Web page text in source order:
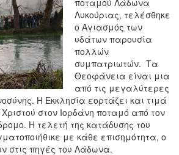
Λυκούριας, τελέσθηκε
ο Αγιασμός των
υδάτων παρουσία
πολλών
συμπατριωτών. Τα
Θεοφάνεια είναι μια
από τις μεγαλύτερες
Η Εκκλησία εορτάζει και τιμά
Χριστού στον Ιορδάνη ποταμό από τον
Η τελετή της κατάδυ­σης του
με κάθε επισημότητα, ο
στις πηγές του Λάδωνα.